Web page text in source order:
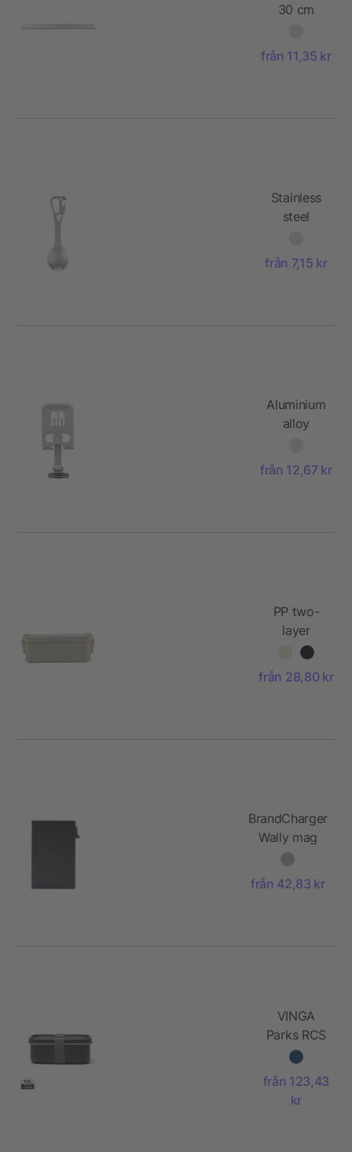
30 cm
ruler Tavi
från 11,35 kr
Stainless
steel
från 7,15 kr
Aluminium
alloy
Anieke
från 12,67 kr
PP two-
layer
lunchbox
från 28,80 kr
BrandCharger
Wally mag
card wallet
från 42,83 kr
VINGA
Parks RCS
återvunnet
lunchlåda
från 123,43
kr